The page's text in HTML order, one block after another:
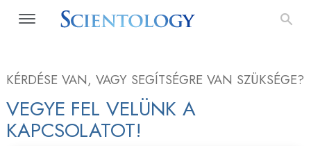
KÉRDÉSE VAN, VAGY SEGÍTSÉGRE VAN SZÜKSÉGE?
VEGYE FEL VELÜNK A
KAPCSOLATOT!